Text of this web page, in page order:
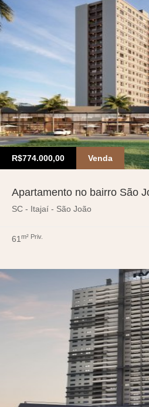
R$774.000,00 Venda
Apartamento no bairro São
SC - Itajaí - São João
61 m² Priv.